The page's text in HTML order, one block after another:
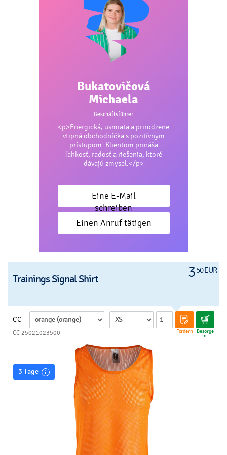
Bukatovičová
Michaela
Geschäftsführer
<p>Energická, usmiata a prirodzene
vtipná obchodníčka s pozitívnym
prístupom. Klientom prináša
ľahkosť, radosť a riešenia, ktoré
dávajú zmysel.</p>
Eine E-Mail
schreiben
Einen Anruf tätigen
350 EUR
Trainings Signal Shirt
CC
Fordern Besorge
n
CC 25021023500
3 Tage